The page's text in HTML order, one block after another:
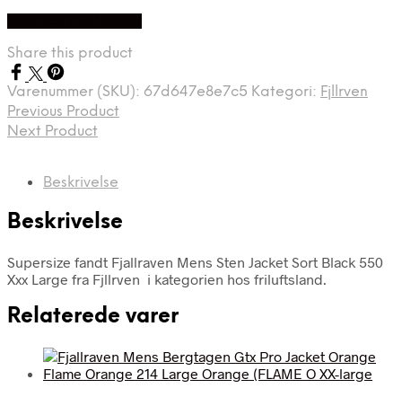
Share this product
Varenummer (SKU): 67d647e8e7c5 Kategori: Fjllrven
Previous Product
Next Product
Beskrivelse
Beskrivelse
Supersize fandt Fjallraven Mens Sten Jacket Sort Black 550
Xxx Large fra Fjllrven i kategorien hos friluftsland.
Relaterede varer